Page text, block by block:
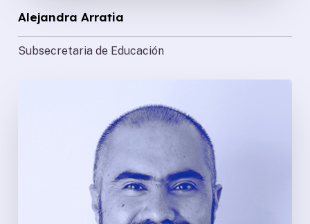
Alejandra Arratia
Subsecretaria de Educación